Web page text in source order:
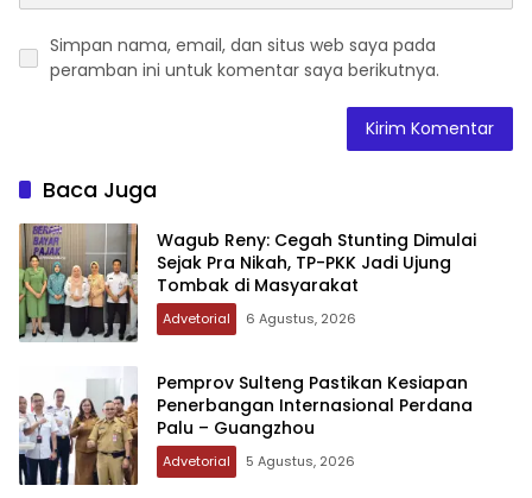
Simpan nama, email, dan situs web saya pada
peramban ini untuk komentar saya berikutnya.
Baca Juga
Wagub Reny: Cegah Stunting Dimulai
Sejak Pra Nikah, TP-PKK Jadi Ujung
Tombak di Masyarakat
Advetorial 6 Agustus, 2026
Pemprov Sulteng Pastikan Kesiapan
Penerbangan Internasional Perdana
Palu – Guangzhou
Advetorial 5 Agustus, 2026